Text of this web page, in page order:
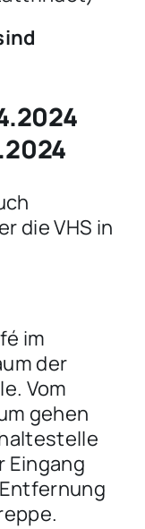
die VHS in
im
der
Vom
gehen
Eingang